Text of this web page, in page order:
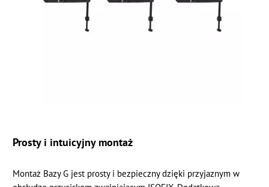
Prosty i intuicyjny montaż
Montaż Bazy G jest prosty i bezpieczny dzięki przyjaznym w